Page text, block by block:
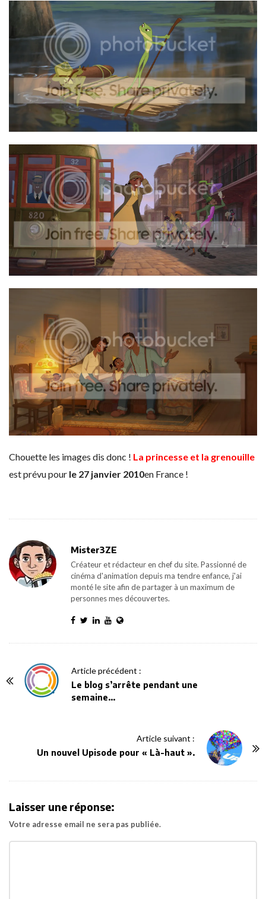
Chouette les images dis donc ! La princesse et la grenouille
est prévu pour le 27 janvier 2010en France !
Mister3ZE
Créateur et rédacteur en chef du site. Passionné de
cinéma d'animation depuis ma tendre enfance, j'ai
monté le site afin de partager à un maximum de
personnes mes découvertes.
Article précédent :
Le blog s’arrête pendant une
semaine…
Article suivant :
Un nouvel Upisode pour « Là-haut ».
Laisser une réponse:
Votre adresse email ne sera pas publiée.